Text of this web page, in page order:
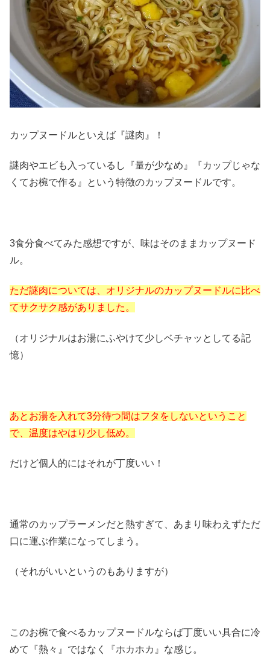
カップヌードルといえば『謎肉』！
謎肉やエビも入っているし『量が少なめ』『カップじゃな
くてお椀で作る』という特徴のカップヌードルです。
3食分食べてみた感想ですが、味はそのままカップヌード
ル。
ただ謎肉については、オリジナルのカップヌードルに比べ
てサクサク感がありました。
（オリジナルはお湯にふやけて少しベチャッとしてる記
憶）
あとお湯を入れて3分待つ間はフタをしないということ
で、温度はやはり少し低め。
だけど個人的にはそれが丁度いい！
通常のカップラーメンだと熱すぎて、あまり味わえずただ
口に運ぶ作業になってしまう。
（それがいいというのもありますが）
このお椀で食べるカップヌードルならば丁度いい具合に冷
めて『熱々』ではなく『ホカホカ』な感じ。